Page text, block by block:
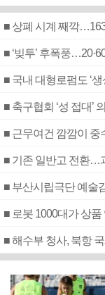
■ 상폐 시계 째깍
■ ‘빚투’ 후폭풍
■ 국내 대형로펌도 ‘생
■ 근무여건 깜깜이
■ 기존 일반고 전환…
■ 부산시립극단 예술
■ 로봇 1000대가 상
■ 해수부 청사, 북항